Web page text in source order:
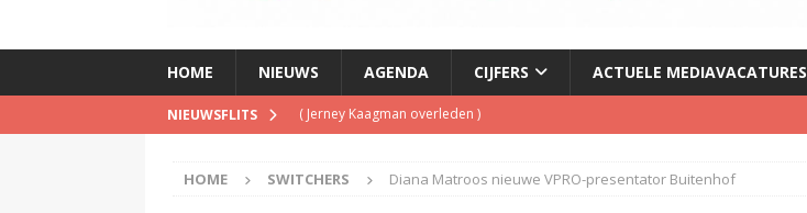
HOME NIEUWS AGENDA CIJFERS ACTUELE MEDIAVACATURES
NIEUWSFLITS ( Jerney Kaagman overleden )
(Spotify brengt advertentiemodel podcasts in gevaar met skipknop)
HOME SWITCHERS Diana Matroos nieuwe VPRO-presentator Buitenhof